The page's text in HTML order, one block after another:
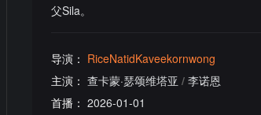
父Sila。
导演： RiceNatidKaveekornwong
主演： 查卡蒙·瑟颂维塔亚 / 李诺恩
首播： 2026-01-01